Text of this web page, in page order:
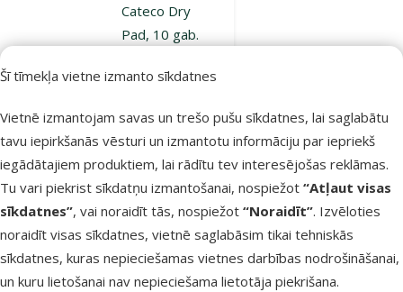
Šī tīmekļa vietne izmanto sīkdatnes
Vietnē izmantojam savas un trešo pušu sīkdatnes, lai saglabātu
tavu iepirkšanās vēsturi un izmantotu informāciju par iepriekš
iegādātajiem produktiem, lai rādītu tev interesējošas reklāmas.
Tu vari piekrist sīkdatņu izmantošanai, nospiežot “Atļaut visas
sīkdatnes”, vai noraidīt tās, nospiežot “Noraidīt”. Izvēloties
noraidīt visas sīkdatnes, vietnē saglabāsim tikai tehniskās
sīkdatnes, kuras nepieciešamas vietnes darbības nodrošināšanai,
un kuru lietošanai nav nepieciešama lietotāja piekrišana.
Cateco Dry
Pad, 10 gab.
Noliktavā Pievienot grozam
Paklājs kaķu
tualetei –
TRIXIE Litter
Tray Sieve-Mat,
Atsauksmes 0%